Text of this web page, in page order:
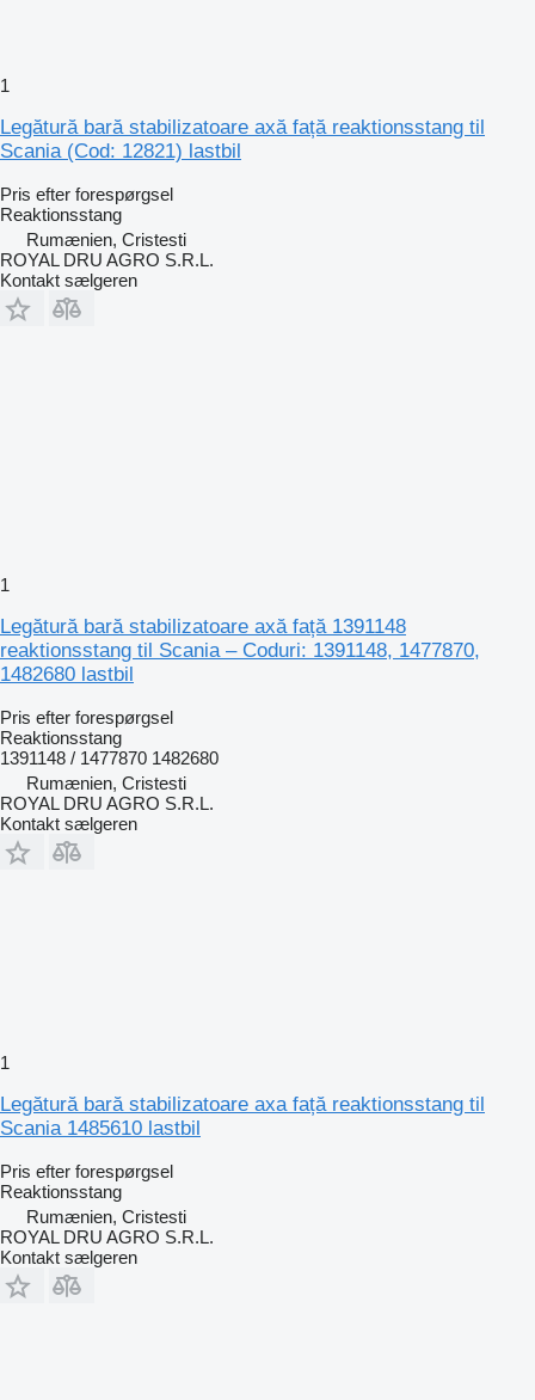
1
Legătură bară stabilizatoare axă față reaktionsstang til
Scania (Cod: 12821) lastbil
Pris efter forespørgsel
Reaktionsstang
Rumænien, Cristesti
ROYAL DRU AGRO S.R.L.
Kontakt sælgeren
1
Legătură bară stabilizatoare axă față 1391148
reaktionsstang til Scania – Coduri: 1391148, 1477870,
1482680 lastbil
Pris efter forespørgsel
Reaktionsstang
1391148 / 1477870 1482680
Rumænien, Cristesti
ROYAL DRU AGRO S.R.L.
Kontakt sælgeren
1
Legătură bară stabilizatoare axa față reaktionsstang til
Scania 1485610 lastbil
Pris efter forespørgsel
Reaktionsstang
Rumænien, Cristesti
ROYAL DRU AGRO S.R.L.
Kontakt sælgeren